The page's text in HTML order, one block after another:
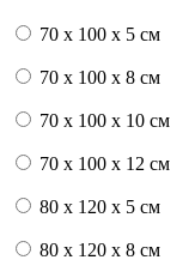
70 x 100 x 5 см
70 x 100 x 8 см
70 x 100 x 10 см
70 x 100 x 12 см
80 x 120 x 5 см
80 x 120 x 8 см